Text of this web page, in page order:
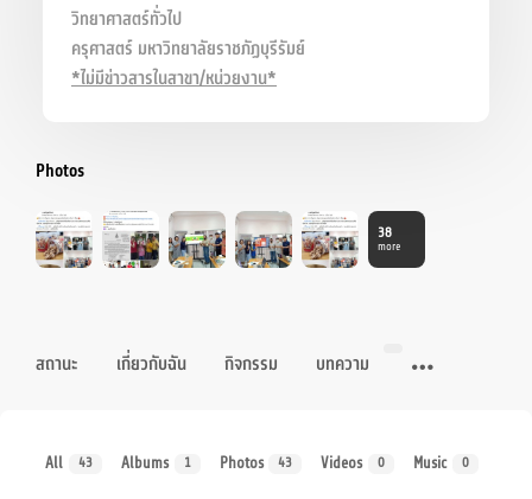
วิทยาศาสตร์ทั่วไป
ครุศาสตร์ มหาวิทยาลัยราชภัฏบุรีรัมย์
*ไม่มีข่าวสารในสาขา/หน่วยงาน*
Photos
38
more
สถานะ เกี่ยวกับฉัน กิจกรรม บทความ
All 43 Albums 1 Photos 43 Videos 0 Music 0